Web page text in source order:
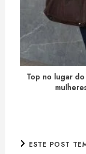
Top no lugar
ESTE POST